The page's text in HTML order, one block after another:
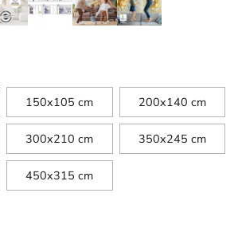
150x105 cm 200x140 cm
300x210 cm 350x245 cm
450x315 cm